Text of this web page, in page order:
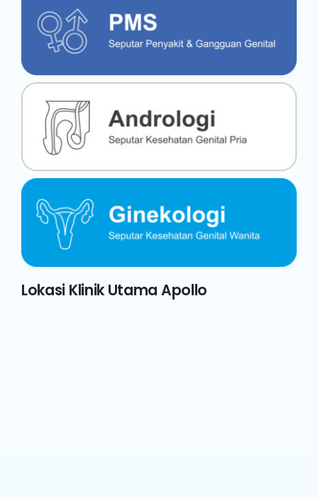
Lokasi Klinik Utama Apollo